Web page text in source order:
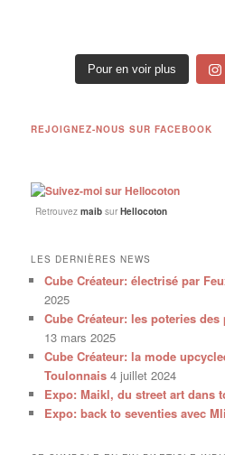
Pour en voir plus
REJOIGNEZ-NOUS SUR FACEBOOK
Retrouvezmaib surHellocoton
LES DERNIÈRES NEWS
Cube Créateur: électrisé par
2025
Cube Créateur: les poteries
13 mars 2025
Cube Créateur: la mode
Toulonnais 4 juillet 2024
Expo: Maikl, du street art dans
Expo: back to seventies avec